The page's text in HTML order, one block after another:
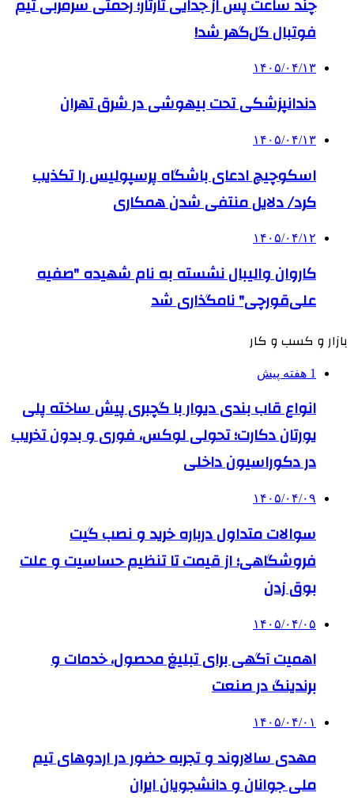
فوتبال گل‌گهر شد!
۱۴۰۵/۰۴/۱۳
دندانپزشکی تحت بیهوشی در شرق تهران
۱۴۰۵/۰۴/۱۳
اسکوچیچ ادعای باشگاه پرسپولیس را تکذیب
کرد/ دلایل منتفی شدن همکاری
۱۴۰۵/۰۴/۱۲
کاروان والیبال نشسته به نام شهیده "صفیه
علی‌قورچی" نامگذاری شد
بازار و کسب و کار
1 هفته پیش
انواع قاب بندی دیوار با گچبری پیش ساخته پلی
یورتان دکارت؛ تحولی لوکس، فوری و بدون تخریب
در دکوراسیون داخلی
۱۴۰۵/۰۴/۰۹
سوالات متداول درباره خرید و نصب گیت
فروشگاهی؛ از قیمت تا تنظیم حساسیت و علت
بوق زدن
۱۴۰۵/۰۴/۰۵
اهمیت آگهی برای تبلیغ محصول، خدمات و
برندینگ در صنعت
۱۴۰۵/۰۴/۰۱
مهدی سالاروند و تجربه حضور در اردوهای تیم
ملی جوانان و دانشجویان ایران